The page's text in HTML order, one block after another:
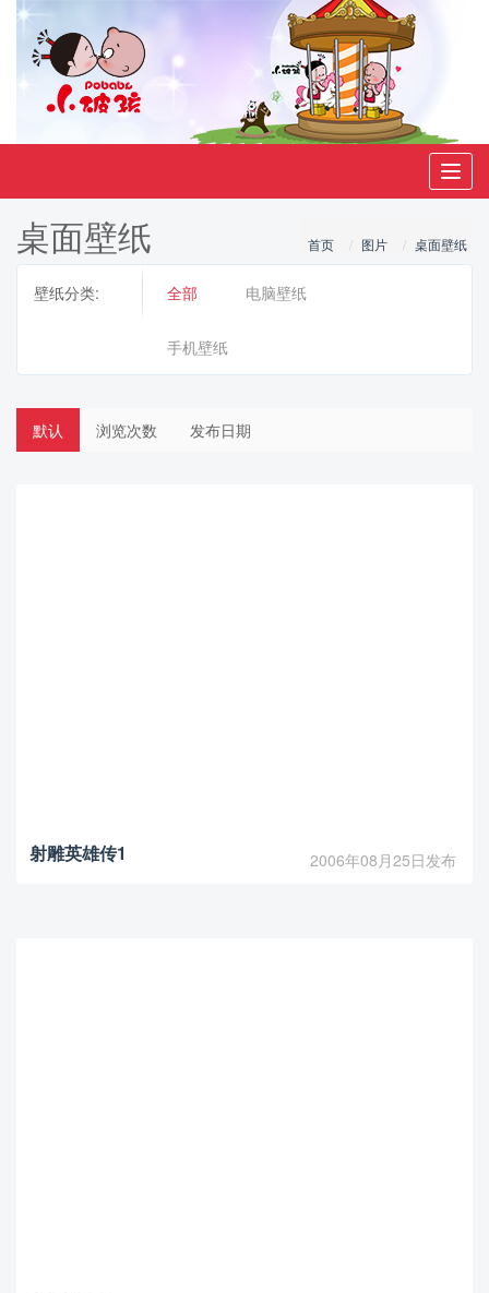
桌面壁纸 首页 图片 桌面壁纸
壁纸分类: 全部 电脑壁纸
手机壁纸
默认 浏览次数 发布日期
射雕英雄传1 2006年08月25日发布